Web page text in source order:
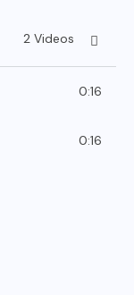
2 Videos
0:16
0:16